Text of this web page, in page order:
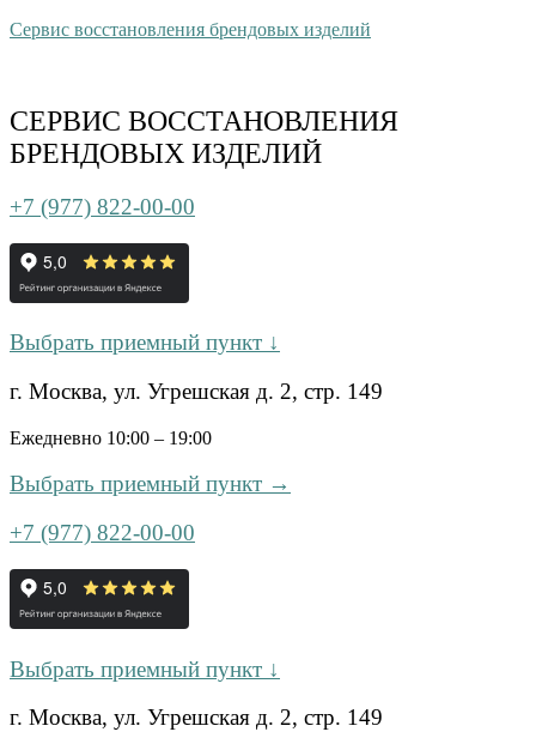
Сервис восстановления брендовых изделий
СЕРВИС ВОССТАНОВЛЕНИЯ
БРЕНДОВЫХ ИЗДЕЛИЙ
+7 (977) 822-00-00
Выбрать приемный пункт ↓
г. Москва, ул. Угрешская д. 2, стр. 149
Ежедневно 10:00 – 19:00
Выбрать приемный пункт →
+7 (977) 822-00-00
Выбрать приемный пункт ↓
г. Москва, ул. Угрешская д. 2, стр. 149